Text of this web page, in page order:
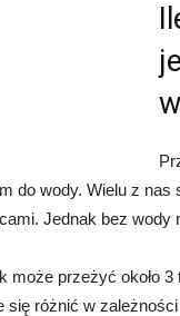
do wody. Wielu z nas
Jednak bez wody
może przeżyć około
różnić w